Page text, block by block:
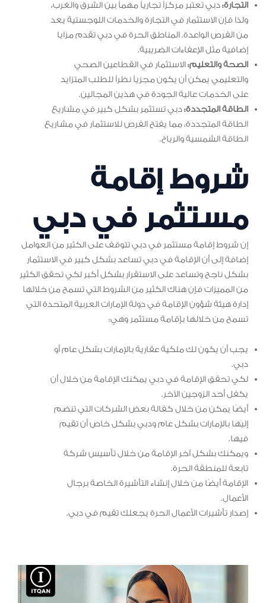
التجارة:دبي تعتبر مركزاً تجارياً مهماً بين الشرق والغرب،
ولذا فإن الاستثمار في التجارة والخدمات اللوجستية يعد
من الفرص الواعدة. المناطق الحرة في دبي تقدم مزايا
إضافية مثل الإعفاءات الضريبية.
الصحة والتعليم:الاستثمار في القطاعين الصحي
والتعليمي يمكن أن يكون مجزياً نظراً للطلب المتزايد
على الخدمات عالية الجودة في هذين المجالين.
الطاقة المتجددة:دبي تستثمر بشكل كبير في مشاريع
الطاقة المتجددة، مما يفتح الفرص للاستثمار في مشاريع
الطاقة الشمسية والرياح.
شروط إقامة
مستثمر في دبي
إن شروط إقامة مستثمر في دبي تتوقف على الكثير من العوامل
إضافة إلى أن الإقامة في دبي تساعد بشكل كبير في الاستثمار
بشكل ناجح وتساعد على الاستقرار بشكل أكبر لكي تحقق الكثير
من المميزات فإن هناك الكثير من الشروط التي تسمح من خلالها
إدارة هيئة شؤون الإقامة في دولة الإمارات العربية المتحدة التي
تسمح من خلالها بإقامة مستثمر وهي:
يجب أن يكون لك ملكية عقارية بالإمارات بشكل عام أو
دبي.
لكي تحقق الإقامة في دبي يمكنك الإقامة من خلال أن
يكفل أحد الزوجين الآخر.
أيضًا يمكن من خلال كفالة بعض الشركات التي تنضم
إليها بالإمارات بشكل عام ودبي بشكل خاص أن تقيم
فيها.
ويمكنك بشكل آخر الإقامة من خلال تأسيس شركة
تابعة للمنطقة الحرة.
الإقامة أيضًا من خلال إنشاء التأشيرة الخاصة برجال
الأعمال.
إصدار تأشيرات الأعمال الحرة يجعلك تقيم في دبي.